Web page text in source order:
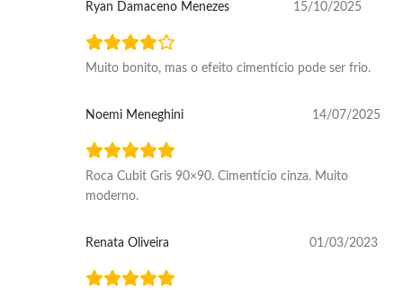
Ryan Damaceno Menezes 15/10/2025
Muito bonito, mas o efeito cimentício pode ser frio.
Noemi Meneghini 14/07/2025
Roca Cubit Gris 90×90. Cimentício cinza. Muito
moderno.
Renata Oliveira 01/03/2023